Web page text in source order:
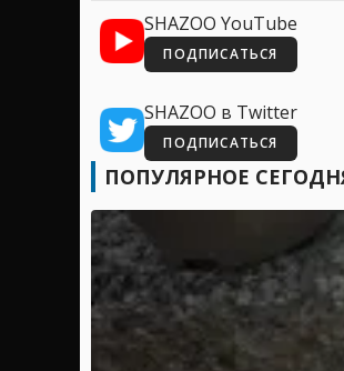
SHAZOO YouTube
ПОДПИСАТЬСЯ
SHAZOO в Twitter
ПОДПИСАТЬСЯ
ПОПУЛЯРНОЕ